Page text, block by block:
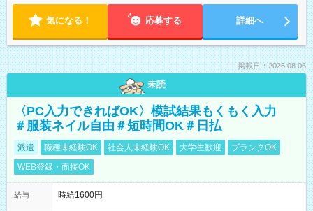
気になる！ 応募する 詳細へ
掲載日：2026.08.06
未読
〈PC入力できればOK〉模試結果もくもく入力
＃服装ネイル自由＃短時間OK＃日払
派遣 職種未経験OK 社会人未経験OK 大学生歓迎
ブランクOK
WEB登録・面接OK
給与 時給1600円